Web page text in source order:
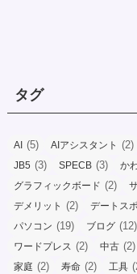
タグ
AI (5) AIアシスタント (2)
JB5 (3) SPECB (3) か
グラフィックボード (2)
デメリット (2) デートス
パソコン (19) ブログ (12)
ワードプレス (2) 中古 (2)
家庭 (2) 寿命 (2) 工具